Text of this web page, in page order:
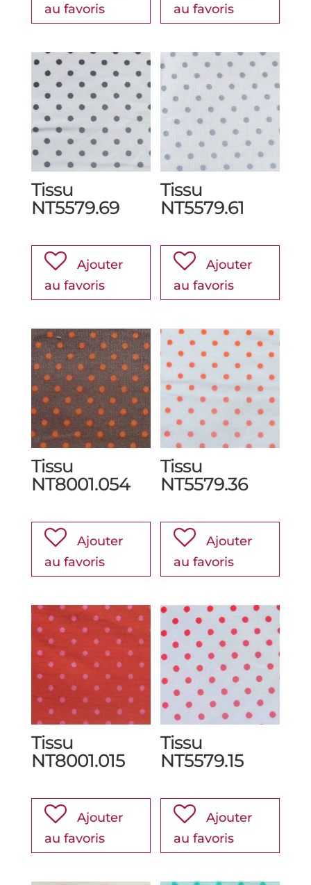
au favoris
au favoris
Tissu
NT5579.69
Ajouter
au favoris
Tissu
NT5579.61
Ajouter
au favoris
Tissu
NT8001.054
Ajouter
au favoris
Tissu
NT5579.36
Ajouter
au favoris
Tissu
NT8001.015
Ajouter
au favoris
Tissu
NT5579.15
Ajouter
au favoris